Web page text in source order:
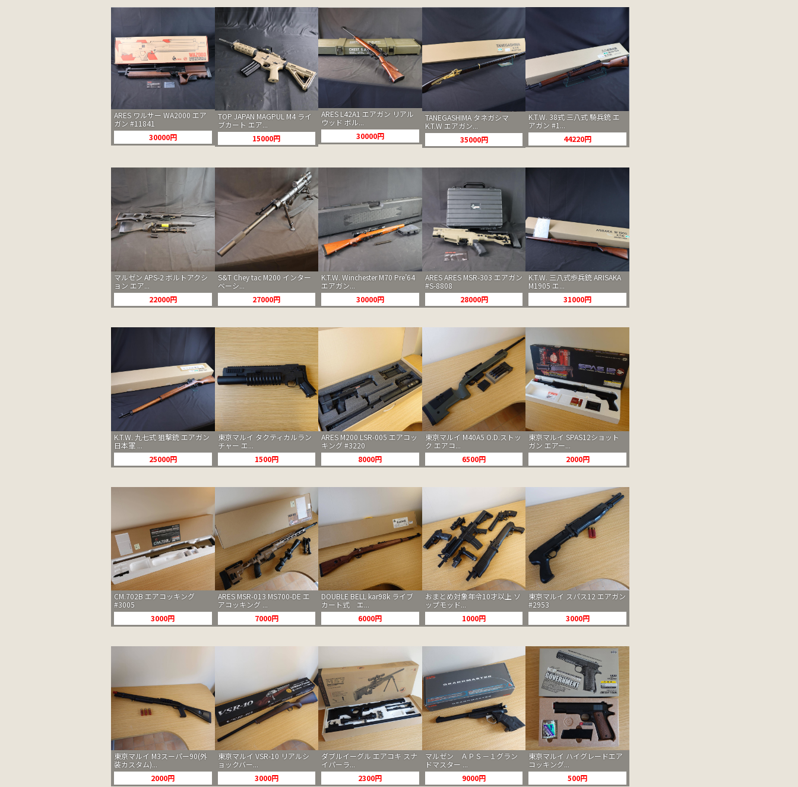
ARES ワルサー WA2000 エア
ガン #11841
30000円
TOP JAPAN MAGPUL M4 ライ
ブカート エア...
15000円
ARES L42A1 エアガン リアル
ウッド ボル...
30000円
TANEGASHIMA タネガシマ
K.T.W エアガン...
35000円
K.T.W. 38式 三八式 騎兵銃 エ
アガン #1...
44220円
マルゼン APS-2 ボルトアクシ
ョン エア...
22000円
S&T Chey tac M200 インター
ベーシ...
27000円
K.T.W. Winchester M70 Pre’64
エアガン...
30000円
ARES ARES MSR-303 エアガン
#S-8808
28000円
K.T.W. 三八式歩兵銃 ARISAKA
M1905 エ...
31000円
K.T.W. 九七式 狙撃銃 エアガン
日本軍 ...
25000円
東京マルイ タクティカルラン
チャー エ...
1500円
ARES M200 LSR-005 エアコッ
キング #3220
8000円
東京マルイ M40A5 O.D.ストッ
ク エアコ...
6500円
東京マルイ SPAS12ショット
ガン エアー...
2000円
CM.702B エアコッキング
#3005
3000円
ARES MSR-013 MS700-DE エ
アコッキング ...
7000円
DOUBLE BELL kar98k ライブ
カート式 エ...
6000円
おまとめ対象年令10才以上 ソ
ップモッド...
1000円
東京マルイ スパス12 エアガン
#2953
3000円
東京マルイ M3スーパー90(外
装カスタム)...
2000円
東京マルイ VSR-10 リアルシ
ョックバー...
3000円
ダブルイーグル エアコキ スナ
イパーラ...
2300円
マルゼン ＡＰＳ－１グラン
ドマスター ...
9000円
東京マルイ ハイグレードエア
コッキング...
500円